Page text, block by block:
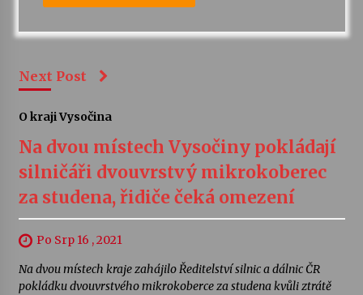
Next Post
O kraji Vysočina
Na dvou místech Vysočiny pokládají
silničáři dvouvrstvý mikrokoberec
za studena, řidiče čeká omezení
Po Srp 16 , 2021
Na dvou místech kraje zahájilo Ředitelství silnic a dálnic ČR
pokládku dvouvrstvého mikrokoberce za studena kvůli ztrátě